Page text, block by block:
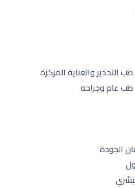
التخدير والعناية المركزة
عام وجراحه
الجودة